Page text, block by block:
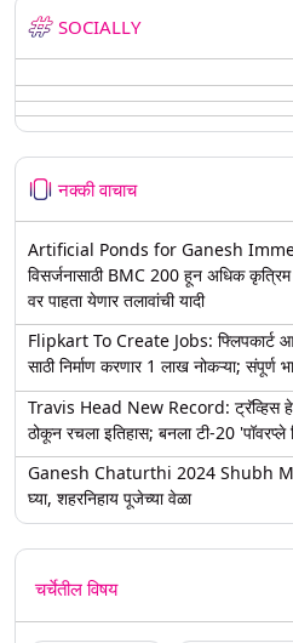
SOCIALLY
नक्की वाचाच
Artificial Ponds for Ganesh
विसर्जनासाठी BMC 200 हून अधिक
वर पाहता येणार तलावांची यादी
Flipkart To Create Jobs: फ्लिपकार्ट
साठी निर्माण करणार 1 लाख नोकऱ्या; संपूर्ण
Travis Head New Record: ट्रॅव्हिस
ठोकून रचला इतिहास; बनला टी-20 'पॉवरप्ले
Ganesh Chaturthi 2024 Shubh
घ्या, शहरनिहाय पूजेच्या वेळा
चर्चेतील विषय